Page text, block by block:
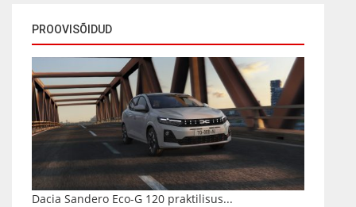
PROOVISÕIDUD
Dacia Sandero Eco-G 120 praktilisus...